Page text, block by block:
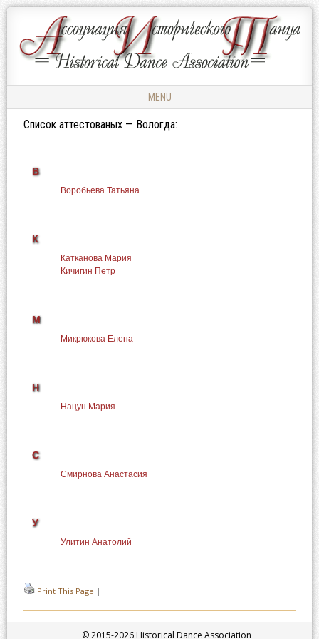
АССОЦИАЦИЯ
ИСТОРИЧЕСКОГО
Ассоциация
Исторического
Танца
MENU
Skip to content
Список аттестованых — Вологда:
В
Воробьева Татьяна
К
Катканова Мария
Кичигин Петр
М
Микрюкова Елена
Н
Нацун Мария
С
Смирнова Анастасия
У
Улитин Анатолий
Print This Page |
© 2015-2026 Historical Dance Association